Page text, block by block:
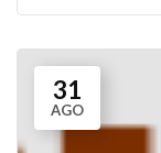
31
AGO